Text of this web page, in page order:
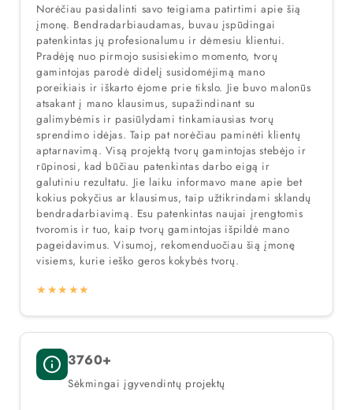
Norėčiau pasidalinti savo teigiama patirtimi apie šią
įmonę. Bendradarbiaudamas, buvau įspūdingai
patenkintas jų profesionalumu ir dėmesiu klientui.
Pradėję nuo pirmojo susisiekimo momento, tvorų
gamintojas parodė didelį susidomėjimą mano
poreikiais ir iškarto ėjome prie tikslo. Jie buvo malonūs
atsakant į mano klausimus, supažindinant su
galimybėmis ir pasiūlydami tinkamiausias tvorų
sprendimo idėjas. Taip pat norėčiau paminėti klientų
aptarnavimą. Visą projektą tvorų gamintojas stebėjo ir
rūpinosi, kad būčiau patenkintas darbo eigą ir
galutiniu rezultatu. Jie laiku informavo mane apie bet
kokius pokyčius ar klausimus, taip užtikrindami sklandų
bendradarbiavimą. Esu patenkintas naujai įrengtomis
tvoromis ir tuo, kaip tvorų gamintojas išpildė mano
pageidavimus. Visumoj, rekomenduočiau šią įmonę
visiems, kurie ieško geros kokybės tvorų.
★★★★★
3760+
Sėkmingai įgyvendintų projektų